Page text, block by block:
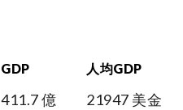
GDP
411.7 億
人均GDP
21947 美金